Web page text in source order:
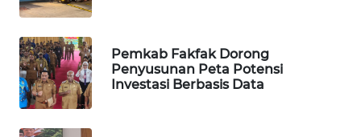
Pemkab Fakfak Dorong
Penyusunan Peta Potensi
Investasi Berbasis Data
NET
PLN
WATCH
MKLI